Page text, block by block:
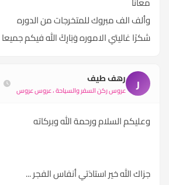
وألف الف مبروك للمتخرجات من الدوره
شكرًا غاليتي الاموره وَبَارِكْ الله فيكم جميعا
ر رهف طيف
عروس ركن السفر والسياحة ، عروس عروس
وعليكم السلام ورحمة الله وبركاته
جزاك الله خير استاذتي أنفاس الفجر ...